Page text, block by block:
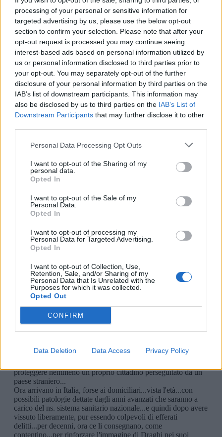
processing of your personal or sensitive information for
targeted advertising by us, please use the below opt-out
section to confirm your selection. Please note that after your
opt-out request is processed you may continue seeing
interest-based ads based on personal information utilized by
us or personal information disclosed to third parties prior to
your opt-out. You may separately opt-out of the further
disclosure of your personal information by third parties on the
IAB’s list of downstream participants. This information may
also be disclosed by us to third parties on the IAB’s List of
Downstream Participants that may further disclose it to other
Personal Data Processing Opt Outs
I want to opt-out of the Sharing of my
personal data.
Opted In
I want to opt-out of the Sale of my
Personal Data.
Opted In
I want to opt-out of processing my
Personal Data for Targeted Advertising.
Opted In
I want to opt-out of Collection, Use,
Retention, Sale, and/or Sharing of my
Personal Data that Is Unrelated with the
Purposes for which it was collected.
Opted Out
CONFIRM
Data Deletion Data Access Privacy Policy
Maurizio Di Marzio è il terzo ancora latitante.